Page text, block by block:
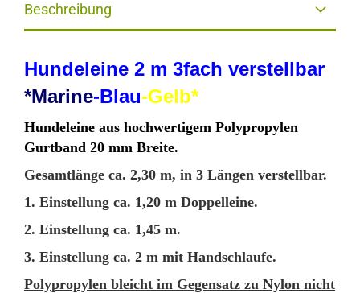
Beschreibung
Hundeleine 2 m 3fach verstellbar
*Marine-Blau-Gelb*
Hundeleine aus hochwertigem Polypropylen
Gurtband 20 mm Breite.
Gesamtlänge ca. 2,30 m, in 3 Längen verstellbar.
1. Einstellung ca. 1,20 m Doppelleine.
2. Einstellung ca. 1,45 m.
3. Einstellung ca. 2 m mit Handschlaufe.
Polypropylen bleicht im Gegensatz zu Nylon nicht